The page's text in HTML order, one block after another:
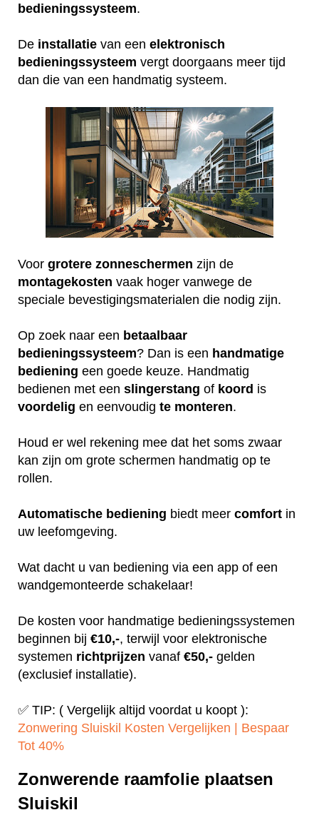
bedieningssysteem.
De installatie van een elektronisch
bedieningssysteem vergt doorgaans meer tijd
dan die van een handmatig systeem.
Voor grotere zonneschermen zijn de
montagekosten vaak hoger vanwege de
speciale bevestigingsmaterialen die nodig zijn.
Op zoek naar een betaalbaar
bedieningssysteem? Dan is een handmatige
bediening een goede keuze. Handmatig
bedienen met een slingerstang of koord is
voordelig en eenvoudig te monteren.
Houd er wel rekening mee dat het soms zwaar
kan zijn om grote schermen handmatig op te
rollen.
Automatische bediening biedt meer comfort in
uw leefomgeving.
Wat dacht u van bediening via een app of een
wandgemonteerde schakelaar!
De kosten voor handmatige bedieningssystemen
beginnen bij €10,-, terwijl voor elektronische
systemen richtprijzen vanaf €50,- gelden
(exclusief installatie).
✅ TIP: ( Vergelijk altijd voordat u koopt ):
Zonwering Sluiskil Kosten Vergelijken | Bespaar
Tot 40%‎
Zonwerende raamfolie plaatsen
Sluiskil